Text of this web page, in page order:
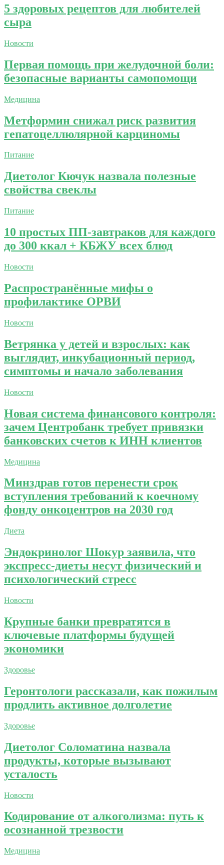
5 здоровых рецептов для любителей
сыра
Новости
Первая помощь при желудочной боли:
безопасные варианты самопомощи
Медицина
Метформин снижал риск развития
гепатоцеллюлярной карциномы
Питание
Диетолог Кючук назвала полезные
свойства свеклы
Питание
10 простых ПП-завтраков для каждого
до 300 ккал + КБЖУ всех блюд
Новости
Распространённые мифы о
профилактике ОРВИ
Новости
Ветрянка у детей и взрослых: как
выглядит, инкубационный период,
симптомы и начало заболевания
Новости
Новая система финансового контроля:
зачем Центробанк требует привязки
банковских счетов к ИНН клиентов
Медицина
Минздрав готов перенести срок
вступления требований к коечному
фонду онкоцентров на 2030 год
Диета
Эндокринолог Шокур заявила, что
экспресс-диеты несут физический и
психологический стресс
Новости
Крупные банки превратятся в
ключевые платформы будущей
экономики
Здоровье
Геронтологи рассказали, как пожилым
продлить активное долголетие
Здоровье
Диетолог Соломатина назвала
продукты, которые вызывают
усталость
Новости
Кодирование от алкоголизма: путь к
осознанной трезвости
Медицина